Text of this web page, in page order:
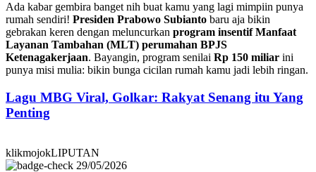
Ada kabar gembira banget nih buat kamu yang lagi mimpiin punya
rumah sendiri! Presiden Prabowo Subianto baru aja bikin
gebrakan keren dengan meluncurkan program insentif Manfaat
Layanan Tambahan (MLT) perumahan BPJS
Ketenagakerjaan. Bayangin, program senilai Rp 150 miliar ini
punya misi mulia: bikin bunga cicilan rumah kamu jadi lebih ringan.
Lagu MBG Viral, Golkar: Rakyat Senang itu Yang
Penting
klikmojokLIPUTAN
29/05/2026